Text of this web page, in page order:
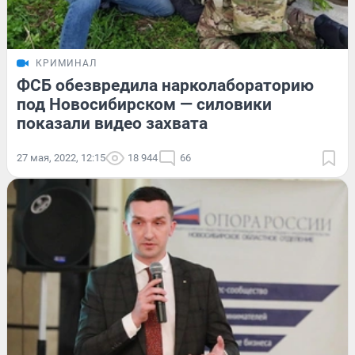
КРИМИНАЛ
ФСБ обезвредила нарколабораторию
под Новосибирском — силовики
показали видео захвата
27 мая, 2022, 12:15 18 944 66